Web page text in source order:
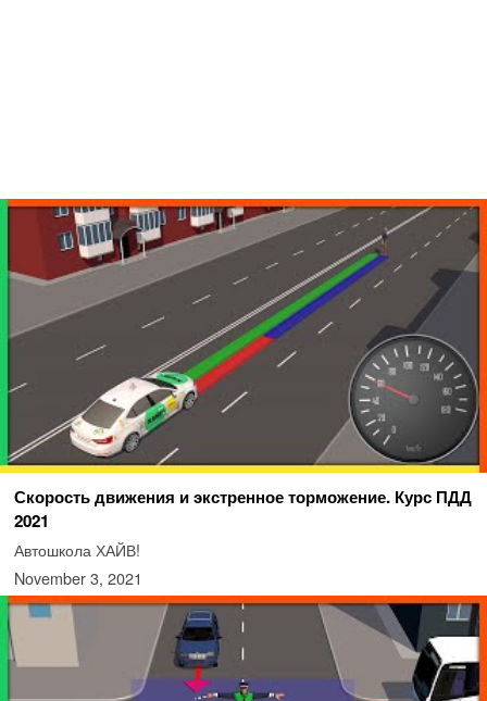
Скорость движения и экстренное торможение. Курс ПДД
2021
Автошкола ХАЙВ!
November 3, 2021